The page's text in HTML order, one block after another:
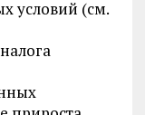
условий (см.